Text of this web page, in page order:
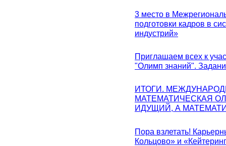
3 место в
подготовки кадров в
индустрий»
Приглашаем всех к
"Олимп знаний".
ИТОГИ.
МАТЕМАТИЧЕСКАЯ
ИДУЩИЙ, А
Пора взлетать!
Кольцово» и